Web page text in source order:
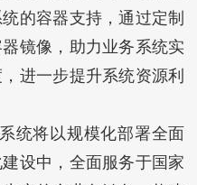
的容器支持，通过定制
镜像，助力业务系统实
进一步提升系统资源利
统将以规模化部署全面
设中，全面服务于国家